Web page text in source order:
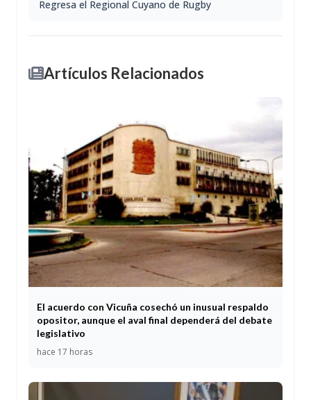
Regresa el Regional Cuyano de Rugby
Artículos Relacionados
El acuerdo con Vicuña cosechó un inusual respaldo
opositor, aunque el aval final dependerá del debate
legislativo
hace 17 horas